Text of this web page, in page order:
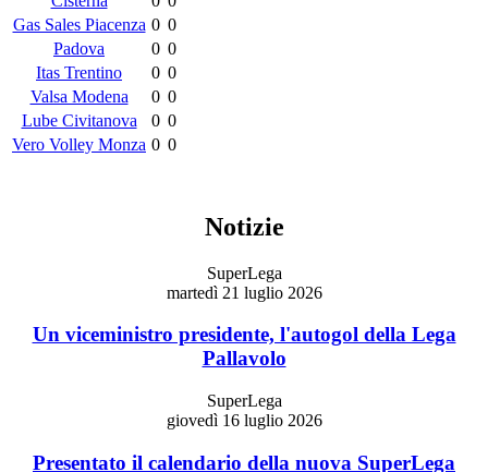
Gas Sales Piacenza 0 0
Padova
0 0
Itas Trentino
0 0
Valsa Modena
0 0
Lube Civitanova
0 0
Vero Volley Monza 0 0
Notizie
SuperLega
martedì 21 luglio 2026
Un viceministro presidente, l'autogol della Lega
Pallavolo
SuperLega
giovedì 16 luglio 2026
Presentato il calendario della nuova SuperLega